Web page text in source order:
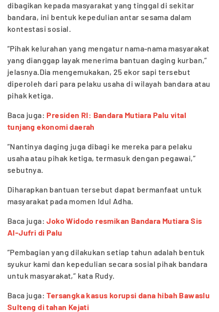
dibagikan kepada masyarakat yang tinggal di sekitar
bandara, ini bentuk kepedulian antar sesama dalam
kontestasi sosial.
“Pihak kelurahan yang mengatur nama-nama masyarakat
yang dianggap layak menerima bantuan daging kurban,”
jelasnya.Dia mengemukakan, 25 ekor sapi tersebut
diperoleh dari para pelaku usaha di wilayah bandara atau
pihak ketiga.
Baca juga: Presiden RI: Bandara Mutiara Palu vital
tunjang ekonomi daerah
“Nantinya daging juga dibagi ke mereka para pelaku
usaha atau pihak ketiga, termasuk dengan pegawai,”
sebutnya.
Diharapkan bantuan tersebut dapat bermanfaat untuk
masyarakat pada momen Idul Adha.
Baca juga:Joko Widodo resmikan Bandara Mutiara Sis
Al-Jufri di Palu
“Pembagian yang dilakukan setiap tahun adalah bentuk
syukur kami dan kepedulian secara sosial pihak bandara
untuk masyarakat,” kata Rudy.
Baca juga:Tersangka kasus korupsi dana hibah Bawaslu
Sulteng di tahan Kejati